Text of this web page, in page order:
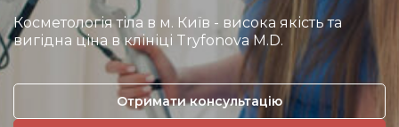
Косметологія тіла в м. Київ - висока якість та
вигідна ціна в клініці Tryfonova M.D.
Отримати консультацію